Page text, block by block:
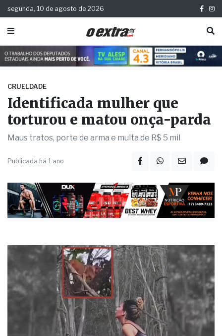
segunda, 10 de agosto de 2026
CRUELDADE
Identificada mulher que
torturou e matou onça-parda
Maus tratos, porte de arma e multa de R$ 5 mil
Publicada há 1 ano